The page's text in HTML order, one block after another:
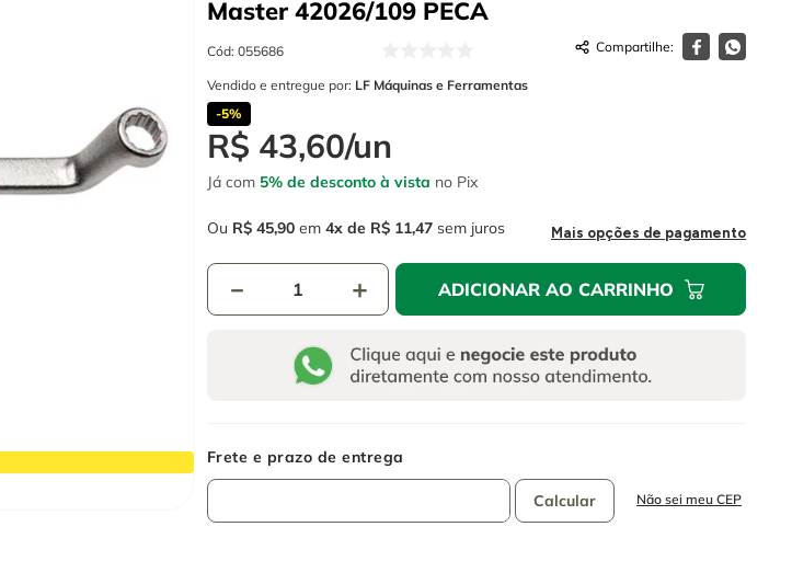
Master 42026/109 PECA
Cód: 055686
Vendido e entregue por: LF Máquinas e Ferramentas
-5%
R$ 43,60/un
Já com 5% de desconto à vista no Pix
Ou R$ 45,90 em 4 R$ 11,47 sem juros Mais opções de pagamento
＋
－ ADICIONAR AO CARRINHO
Não sei meu CEP